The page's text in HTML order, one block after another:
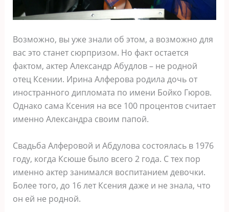
Возможно, вы уже знали об этом, а возможно для
вас это станет сюрпризом. Но факт остается
фактом, актер Александр Абудлов – не родной
отец Ксении. Ирина Алферова родила дочь от
иностранного дипломата по имени Бойко Гюров.
Однако сама Ксения на все 100 процентов считает
именно Александра своим папой.
Свадьба Алферовой и Абдулова состоялась в 1976
году, когда Ксюше было всего 2 года. С тех пор
именно актер занимался воспитанием девочки.
Более того, до 16 лет Ксения даже и не знала, что
он ей не родной.